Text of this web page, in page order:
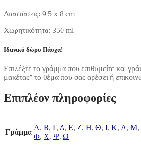
Διαστάσεις: 9.5 x 8 cm
Χωρητικότητα: 350 ml
Ιδανικό δώρο Πάσχα!
Επιλέξτε το γράμμα που επιθυμείτε και
μακέτας” το θέμα που σας αρέσει ή
Επιπλέον πληροφορίες
Γράμμα
Α, Β, Γ, Δ, Ε, Ζ, Η, Θ, Ι, Κ, Λ, Μ,
Φ, Χ, Ψ, Ω